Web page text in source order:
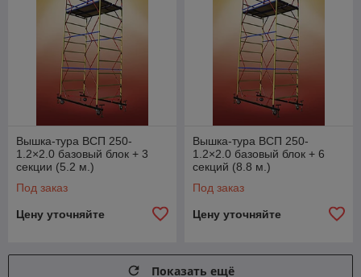
Вышка-тура ВСП 250-
1.2×2.0 базовый блок + 3
секции (5.2 м.)
Под заказ
Цену уточняйте
Вышка-тура ВСП 250-
1.2×2.0 базовый блок + 6
секций (8.8 м.)
Под заказ
Цену уточняйте
Показать ещё